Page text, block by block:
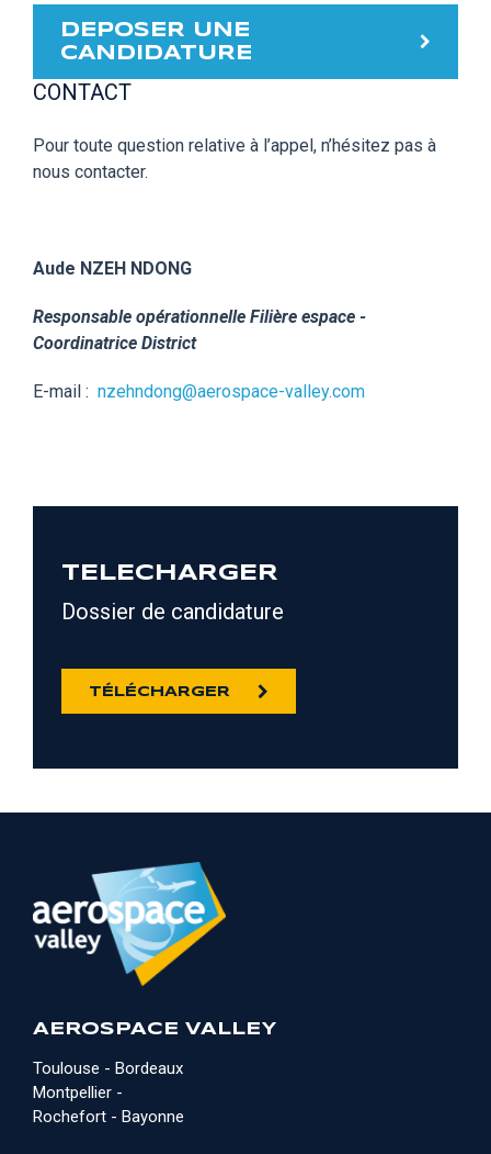
DEPOSER UNE
CANDIDATURE
CONTACT
Pour toute question relative à l’appel, n’hésitez pas à
nous contacter.
Aude NZEH NDONG
Responsable opérationnelle Filière espace -
Coordinatrice District
E-mail : nzehndong@aerospace-valley.com
TELECHARGER
Dossier de candidature
TÉLÉCHARGER
AEROSPACE VALLEY
Toulouse - Bordeaux
Montpellier -
Rochefort - Bayonne